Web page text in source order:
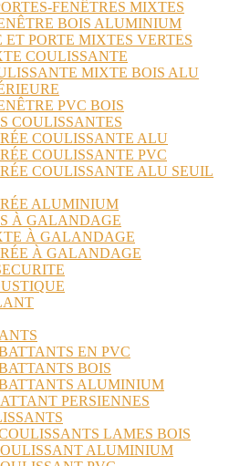
FENÊTRES MIXTES
BOIS ALUMINIUM
ET PORTE MIXTES VERTES
COULISSANTE
MIXTE BOIS ALU
PVC BOIS
COULISSANTES
COULISSANTE ALU
COULISSANTE PVC
COULISSANTE ALU SEUIL
ALUMINIUM
À GALANDAGE
À GALANDAGE
À GALANDAGE
EN PVC
BOIS
ALUMINIUM
PERSIENNES
LAMES BOIS
ALUMINIUM